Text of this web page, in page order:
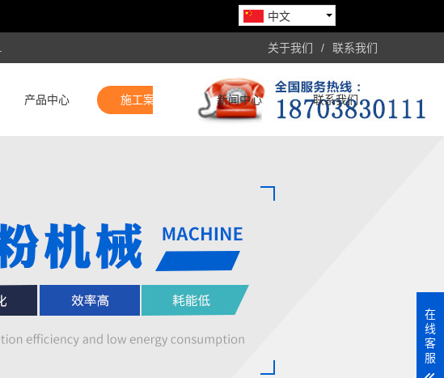
中文
关于我们 / 联系我们
产品中心 施工案例 新闻中心 联系我们
在
线
客
服